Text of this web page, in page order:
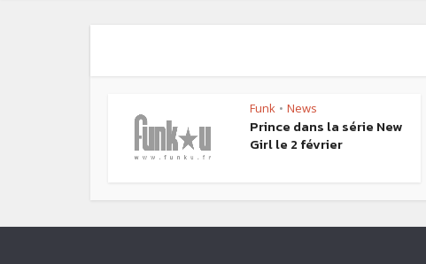
Funk • News
Prince dans la série New
Girl le 2 février